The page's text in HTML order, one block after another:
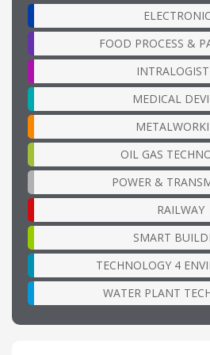
FOOD PROCESS &
MEDICAL
OIL GAS
POWER &
RAILWAY
SMART
TECHNOLOGY 4
WATER PLANT